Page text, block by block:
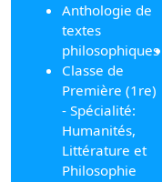
Anthologie de
textes
philosophiques
Classe de
Première (1re)
- Spécialité:
Humanités,
Littérature et
Philosophie